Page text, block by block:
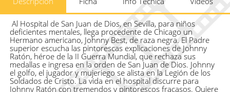
Al Hospital de San Juan de Dios, en Sevilla, para niños
deficientes mentales, llega procedente de Chicago un
Hermano americano, Johnny Best, de raza negra. El Padre
superior escucha las pintorescas explicaciones de Johnny
Ratón, héroe de la II Guerra Mundial, que rechaza sus
medallas e ingresa en la orden de San Juan de Dios. Johnny
el golfo, el jugador y mujeriego se alista en la Legión de los
Soldados de Cristo. La vida en el hospital discurre para
Johnny Ratón con tremendos y pintorescos fracasos. Quiere